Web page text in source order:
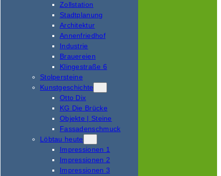
Zollstation
Stadtplanung
Architektur
Annenfriedhof
Industrie
Brauereien
Klingestraße 6
Stolpersteine
Kunstgeschichte
Otto Dix
KG Die Brücke
Objekte | Steine
Fassadenschmuck
Löbtau heute
Impressionen 1
Impressionen 2
Impressionen 3